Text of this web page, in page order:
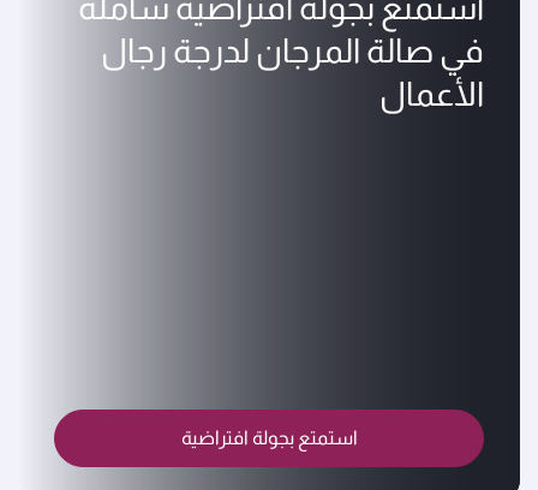
استمتع بجولة افتراضية شاملة
في صالة المرجان لدرجة رجال
الأعمال
استمتع بجولة افتراضية